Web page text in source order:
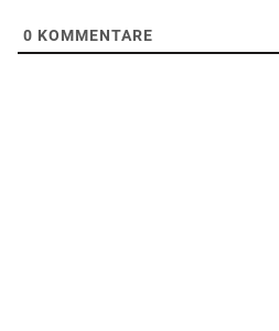
0 KOMMENTARE